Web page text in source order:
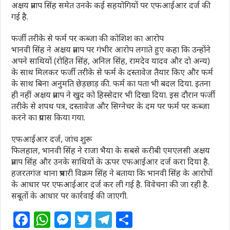
अक्षय प्रताप सिंह समेत उनके कई सहयोगियों पर एफआईआर दर्ज की
गई है.
फर्जी तरीके से फर्म पर कब्जा की कोशिश का आरोप
भानवी सिंह ने अक्षय प्रताप पर गंभीर आरोप लगाते हुए कहा कि उन्होंने
अपने साथियों (रोहित सिंह, अनिल सिंह, रामदेव यादव और दो अन्य)
के साथ मिलकर फर्जी तरीके से फर्म के दस्तावेज तैयार किए और फर्म
के साथ बिना अनुमति छेड़छाड़ की. फर्म का पता भी बदल दिया. इतना
ही नहीं अक्षय प्रताप ने खुद को हिस्सेदार भी दिखा दिया. इस दौरान फर्जी
तरीके से शपथ पत्र, दस्तावेज और सिग्नेचर के दम पर फर्म पर कब्जा
करने का प्रयास किया गया.
एफआईआर दर्ज, जांच शुरू
फिलहाल, भानवी सिंह ने राजा भैया के सबसे करीबी एमएलसी अक्षय
प्रताप सिंह और उनके साथियों के ऊपर एफआईआर दर्ज करा दिया है.
हजरतगंज थाना प्रभारी विक्रम सिंह ने बताया कि भानवी सिंह के आरोपों
के आधार पर एफआईआर दर्ज कर ली गई है. विवेचना की जा रही है.
सबूतों के आधार पर कार्रवाई की जाएगी.
F W M T T